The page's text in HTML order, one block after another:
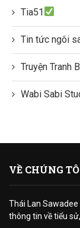
Tia51
Tin tức ngôi
Truyện Tranh
Wabi Sabi
VỀ CHÚNG
Thái Lan
thông tin về tiểu